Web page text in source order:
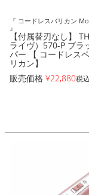
『 コードレスバリカン
』
【付属替刃なし】
ライヴ）570-P ブラ
パー 【 コードレス
リカン】
販売価格 ¥22,880税込